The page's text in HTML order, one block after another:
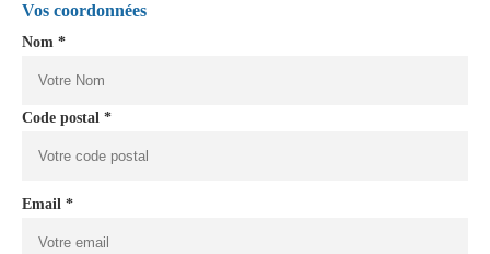
Vos coordonnées
Nom *
Code postal *
Email *